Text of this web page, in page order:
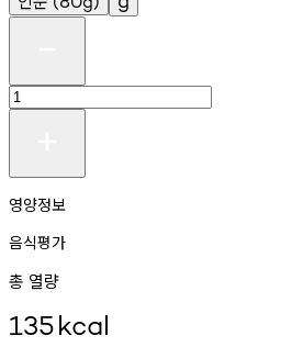
영양정보
음식평가
총 열량
135kcal